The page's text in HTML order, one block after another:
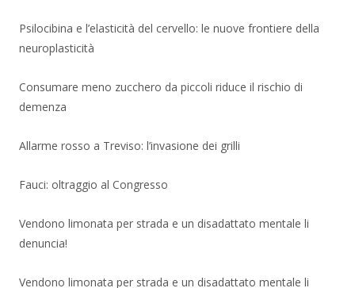
Psilocibina e l’elasticità del cervello: le nuove frontiere della
neuroplasticità
Consumare meno zucchero da piccoli riduce il rischio di
demenza
Allarme rosso a Treviso: l’invasione dei grilli
Fauci: oltraggio al Congresso
Vendono limonata per strada e un disadattato mentale li
denuncia!
Vendono limonata per strada e un disadattato mentale li